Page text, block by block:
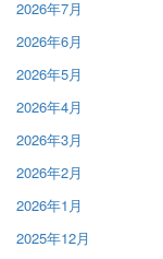
2026年7月
2026年6月
2026年5月
2026年4月
2026年3月
2026年2月
2026年1月
2025年12月